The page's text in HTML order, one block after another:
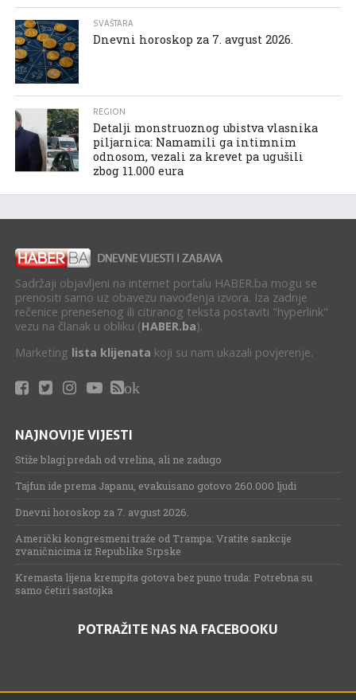
SVAŠTARA
Dnevni horoskop za 7. avgust 2026.
REGION
Detalji monstruoznog ubistva vlasnika
piljarnica: Namamili ga intimnim
odnosom, vezali za krevet pa ugušili
zbog 11.000 eura
Sadržaji objavljeni na internet portalu HABER.ba mogu se
prenositi samo uz obavezu navođenja izvora. Iza zadnje
rečenice prenesenog ili citiranog teksta postaviti "hyperlink"
vezu na članak u obliku (HABER.ba).
Marketing lista klijenata koji su nam ukazali povjerenje.
ok
NAJNOVIJE VIJESTI
Stiže blagi predah od vrelina, ali ne zadugo
Tajfun ide prema Japanu, evakuisano gotovo 260.000 ljudi
Dnevni horoskop za 7. avgust 2026.
Američki kongresmeni traže od Trampa: Vratite sankcije
zvaničnicima iz Republike Srpske
Kremasta lijena krempita gotova bez puno truda: Potrebna su
samo četiri sastojka
POTRAŽITE NAS NA FACEBOOKU